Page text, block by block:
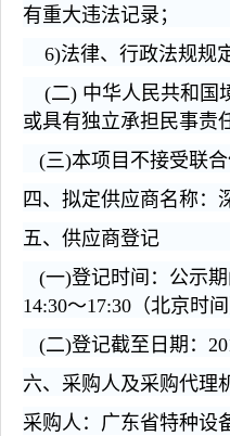
有重大违法记录；
6)法律、行政法规规
(二) 中华人民共和国
或具有独立承担民事责
(三)本项目不接受联合
四、拟定供应商名称：
五、供应商登记
(一)登记时间：公示
14:30～17:30（北京时间
(二)登记截至日期：
六、采购人及采购代理
采购人：广东省特种设